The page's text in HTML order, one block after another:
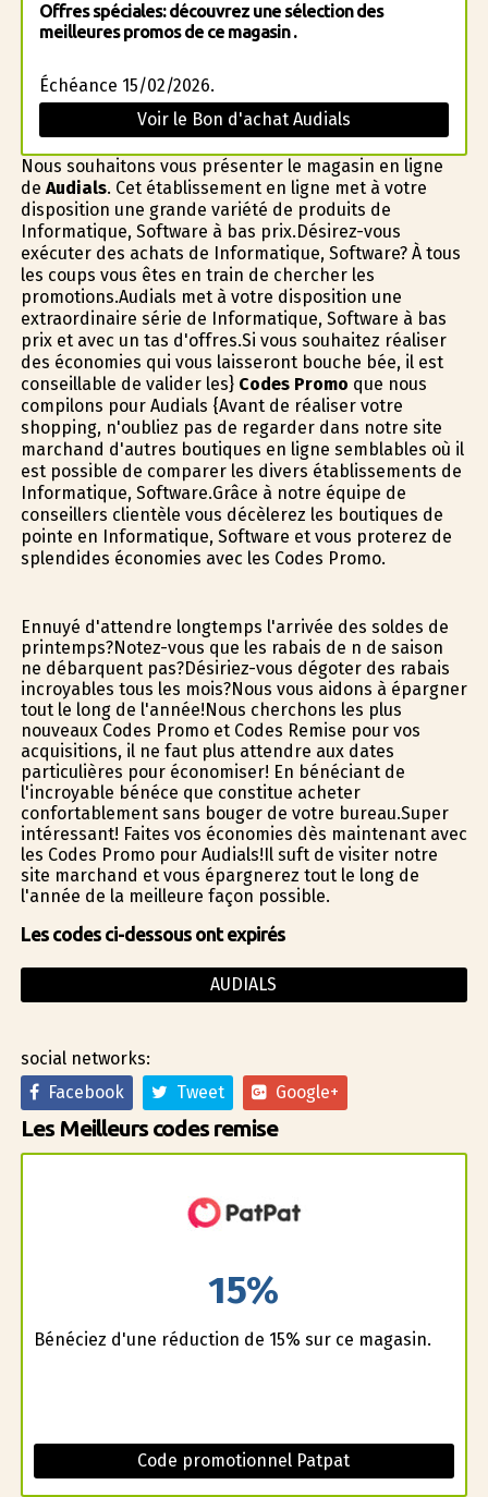
Offres spéciales: découvrez une sélection des
meilleures promos de ce magasin .
Échéance 15/02/2026.
Voir le Bon d'achat Audials
Nous souhaitons vous présenter le magasin en ligne
de Audials. Cet établissement en ligne met à votre
disposition une grande variété de produits de
Informatique, Software à bas prix.Désirez-vous
exécuter des achats de Informatique, Software? À tous
les coups vous êtes en train de chercher les
promotions.Audials met à votre disposition une
extraordinaire série de Informatique, Software à bas
prix et avec un tas d'offres.Si vous souhaitez réaliser
des économies qui vous laisseront bouche bée, il est
conseillable de valider les} Codes Promo que nous
compilons pour Audials {Avant de réaliser votre
shopping, n'oubliez pas de regarder dans notre site
marchand d'autres boutiques en ligne semblables où il
est possible de comparer les divers établissements de
Informatique, Software.Grâce à notre équipe de
conseillers clientèle vous décèlerez les boutiques de
pointe en Informatique, Software et vous profiterez de
splendides économies avec les Codes Promo.
Ennuyé d'attendre longtemps l'arrivée des soldes de
printemps?Notez-vous que les rabais de fin de saison
ne débarquent pas?Désiriez-vous dégoter des rabais
incroyables tous les mois?Nous vous aidons à épargner
tout le long de l'année!Nous cherchons les plus
nouveaux Codes Promo et Codes Remise pour vos
acquisitions, il ne faut plus attendre aux dates
particulières pour économiser! En bénéficiant de
l'incroyable bénéfice que constitue acheter
confortablement sans bouger de votre bureau.Super
intéressant! Faites vos économies dès maintenant avec
les Codes Promo pour Audials!Il suffit de visiter notre
site marchand et vous épargnerez tout le long de
l'année de la meilleure façon possible.
Les codes ci-dessous ont expirés
AUDIALS
social networks:
Facebook
Tweet Google+
Les Meilleurs codes remise
15%
Bénéficiez d'une réduction de 15% sur ce magasin.
Code promotionnel Patpat